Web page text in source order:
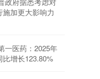
加更大影响力
一医药：2025年
增长123.80%